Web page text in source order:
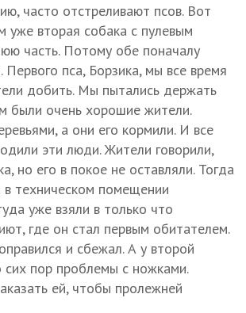
часто отстреливают псов. Вот
уже вторая собака с пулевым
часть. Потому обе поначалу
Первого пса, Борзика, мы все время
добить. Мы пытались держать
были очень хорошие жители.
а они его кормили. И все
эти люди. Жители говорили,
но его в покое не оставляли. Тогда
в техническом помещении
уже взяли в только что
где он стал первым обитателем.
и сбежал. А у второй
сих пор проблемы с ножками.
ей, чтобы пролежней